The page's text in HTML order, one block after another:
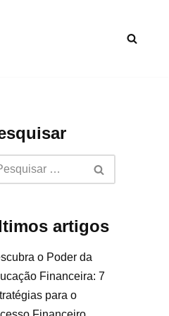
artigos
o Poder da
Financeira: 7
para o